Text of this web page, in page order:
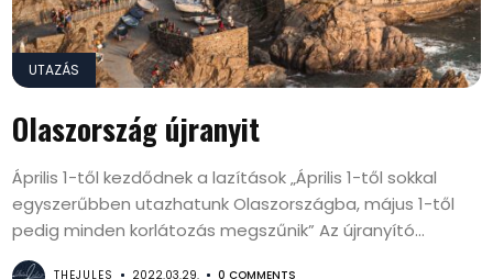
UTAZÁS
Olaszország újranyit
Április 1-től kezdődnek a lazítások „Április 1-től sokkal
egyszerűbben utazhatunk Olaszországba, május 1-től
pedig minden korlátozás megszűnik” Az újranyító...
THEJULES 2022.03.29. 0 COMMENTS